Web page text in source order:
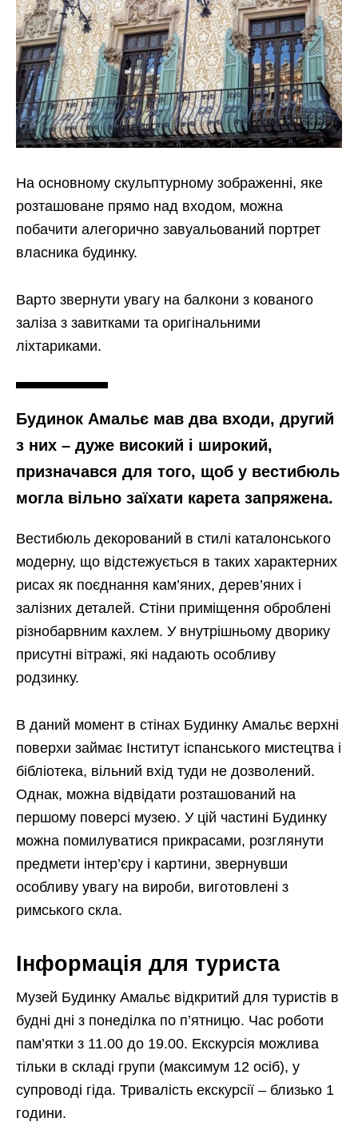
На основному скульптурному зображенні, яке
розташоване прямо над входом, можна
побачити алегорично завуальований портрет
власника будинку.
Варто звернути увагу на балкони з кованого
заліза з завитками та оригінальними
ліхтариками.
Будинок Амальє мав два входи, другий
з них – дуже високий і широкий,
призначався для того, щоб у вестибюль
могла вільно заїхати карета запряжена.
Вестибюль декорований в стилі каталонського
модерну, що відстежується в таких характерних
рисах як поєднання кам’яних, дерев’яних і
залізних деталей. Стіни приміщення оброблені
різнобарвним кахлем. У внутрішньому дворику
присутні вітражі, які надають особливу
родзинку.
В даний момент в стінах Будинку Амальє верхні
поверхи займає Інститут іспанського мистецтва і
бібліотека, вільний вхід туди не дозволений.
Однак, можна відвідати розташований на
першому поверсі музею. У цій частині Будинку
можна помилуватися прикрасами, розглянути
предмети інтер’єру і картини, звернувши
особливу увагу на вироби, виготовлені з
римського скла.
Інформація для туриста
Музей Будинку Амальє відкритий для туристів в
будні дні з понеділка по п’ятницю. Час роботи
пам’ятки з 11.00 до 19.00. Екскурсія можлива
тільки в складі групи (максимум 12 осіб), у
супроводі гіда. Тривалість екскурсії – близько 1
години.